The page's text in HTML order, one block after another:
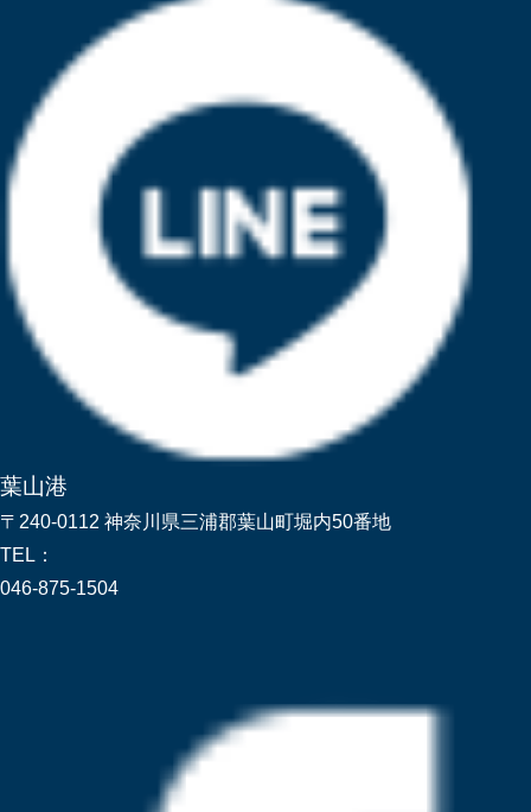
葉山港
〒240-0112 神奈川県三浦郡葉山町堀内50番地
TEL：
046-875-1504